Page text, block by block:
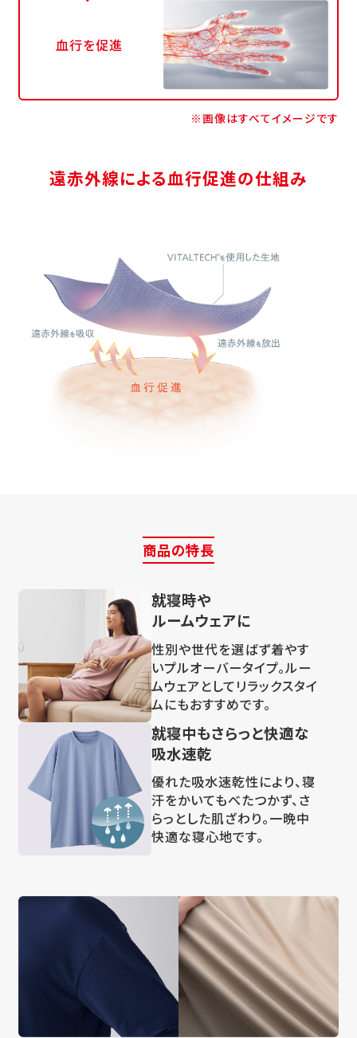
血行を促進
※画像はすべてイメージです
遠赤外線による血行促進の仕組み
商品の特長
就寝時や
ルームウェアに
性別や世代を選ばず着やす
いプルオーバータイプ。ルー
ムウェアとしてリラックスタイ
ムにもおすすめです。
就寝中もさらっと快適な
吸水速乾
優れた吸水速乾性により、寝
汗をかいてもべたつかず、さ
らっとした肌ざわり。一晩中
快適な寝心地です。